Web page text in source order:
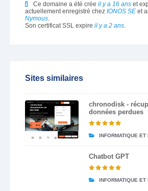
Ce domaine a été crée il y a 16 anset
actuellement enregistré chez IONOS SEet
Nymous.
Son certificat SSL expire il y a 2 ans.
Sites similaires
chronodisk -
données perdues
INFORMATIQUE
Chatbot GPT
INFORMATIQUE